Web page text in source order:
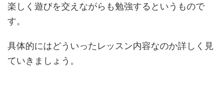
楽しく遊びを交えながらも勉強するというもので
す。
具体的にはどういったレッスン内容なのか詳しく見
ていきましょう。